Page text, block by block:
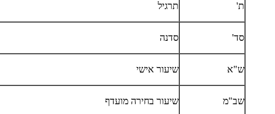
ת' תרגיל
סד' סדנה
ש"א שיעור אישי
שב"מ שיעור בחירה מועדף